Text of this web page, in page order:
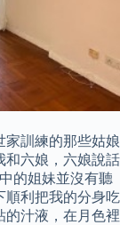
家訓練的那些姑娘
和六娘，六娘說話
的姐妹並沒有聽
順利把我的分身吃
的汁液，在月色裡